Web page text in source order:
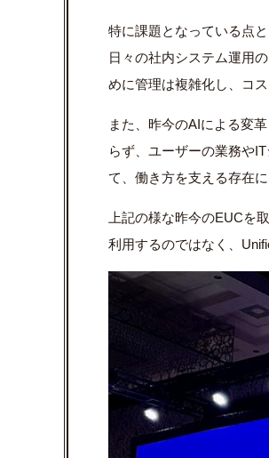
特に課題となっている点
日々の社内システム運用
めに管理は複雑化し、コ
また、昨今のAIによる変
らず、ユーザーの業務や
て、働き方を支える存在
上記の様な昨今のEUCを
利用するのではなく、